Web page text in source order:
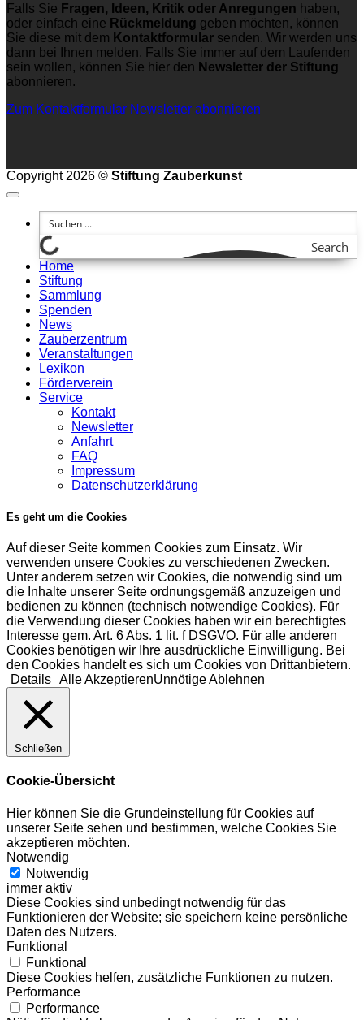
Falls Sie Fragen, Ideen, Kritik oder Anregungen haben,
oder einfach eine Rückmeldung geben möchten, können
Sie diese mit dem Kontaktformular senden. Wir werden uns
dann bei Ihnen melden. Falls Sie immer auf dem Laufenden
sein wollen, können Sie hier den Newsletter der Stiftung
abonnieren.
Zum Kontaktformular Newsletter abonnieren
Copyright 2026 © Stiftung Zauberkunst
Search
Home
Stiftung
Sammlung
Spenden
News
Zauberzentrum
Veranstaltungen
Lexikon
Förderverein
Service
Kontakt
Newsletter
Anfahrt
FAQ
Impressum
Datenschutzerklärung
Es geht um die Cookies
Auf dieser Seite kommen Cookies zum Einsatz. Wir
verwenden unsere Cookies zu verschiedenen Zwecken.
Unter anderem setzen wir Cookies, die notwendig sind um
die Inhalte unserer Seite ordnungsgemäß anzuzeigen und
bedienen zu können (technisch notwendige Cookies). Für
die Verwendung dieser Cookies haben wir ein berechtigtes
Interesse gem. Art. 6 Abs. 1 lit. f DSGVO. Für alle anderen
Cookies benötigen wir Ihre ausdrückliche Einwilligung. Bei
den Cookies handelt es sich um Cookies von Drittanbietern.
Details Alle AkzeptierenUnnötige Ablehnen
Schließen
Cookie-Übersicht
Hier können Sie die Grundeinstellung für Cookies auf
unserer Seite sehen und bestimmen, welche Cookies Sie
akzeptieren möchten.
Notwendig
Notwendig
immer aktiv
Diese Cookies sind unbedingt notwendig für das
Funktionieren der Website; sie speichern keine persönliche
Daten des Nutzers.
Funktional
Funktional
Diese Cookies helfen, zusätzliche Funktionen zu nutzen.
Performance
Performance